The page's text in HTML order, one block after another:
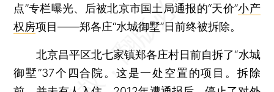
点”专栏曝光、后被北京市国土局通报的“天价”小产
权房项目——郑各庄“水城御墅”日前终被拆除。
北京昌平区北七家镇郑各庄村日前自拆了“水城
御墅”37个四合院。这是一处空置的项目。拆除